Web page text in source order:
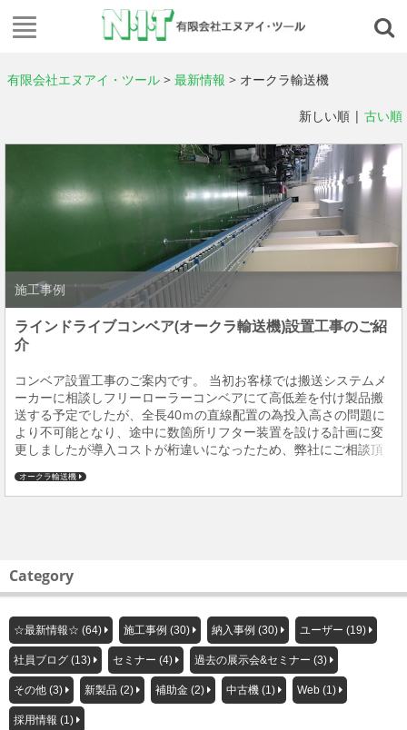
有限会社エヌアイ・ツール> 最新情報 > オークラ輸送機
新しい順 | 古い順
施工事例
ラインドライブコンベア(オークラ輸送機)設置工事のご紹
介
コンベア設置工事のご案内です。 当初お客様では搬送システムメ
ーカーに相談しフリーローラーコンベアにて高低差を付け製品搬
送する予定でしたが、全長40ｍの直線配置の為投入高さの問題に
より不可能となり、途中に数箇所リフター装置を設ける計画に変
更しましたが導入コストが桁違いになったため、弊社にご相談頂
トも3/1以下になり満足頂いております。ちなみ...
オークラ輸送機
Category
☆最新情報☆ (64) 施工事例 (30) 納入事例 (30) ユーザー (19)
社員ブログ (13) セミナー (4) 過去の展示会&セミナー (3)
その他 (3) 新製品 (2) 補助金 (2) 中古機 (1) Web (1)
採用情報 (1)